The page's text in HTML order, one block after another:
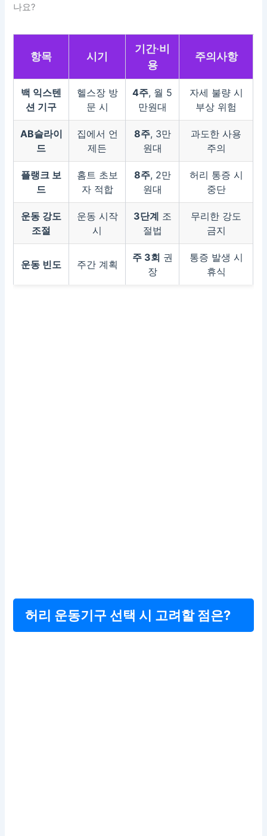
나요?
항목 시기
기간·비
용
주의사항
백 익스텐
션 기구
헬스장 방
문 시
4주, 월 5
만원대
자세 불량 시
부상 위험
AB슬라이
드
집에서 언
제든
8주, 3만
원대
과도한 사용
주의
플랭크 보
드
홈트 초보
자 적합
8주, 2만
원대
허리 통증 시
중단
운동 강도
조절
운동 시작
시
3단계 조
절법
무리한 강도
금지
운동 빈도 주간 계획
주 3회 권
장
통증 발생 시
휴식
허리 운동기구 선택 시 고려할 점은?